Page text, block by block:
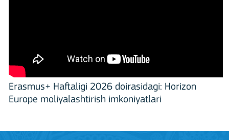
Erasmus+ Haftaligi 2026 doirasidagi: Horizon
Europe moliyalashtirish imkoniyatlari